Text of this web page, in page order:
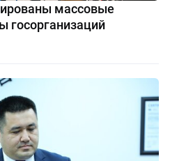
массовые
госорганизаций